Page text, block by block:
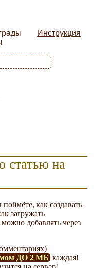
Инструкция
статью на
как создавать
загружать
добавлять через
ДО 2 МБ каждая!